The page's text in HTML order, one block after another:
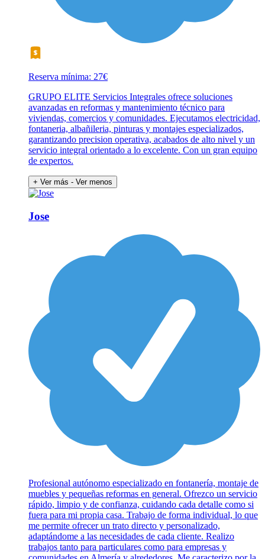
Reserva mínima: 27€
GRUPO ELITE Servicios Integrales ofrece soluciones
avanzadas en reformas y mantenimiento técnico para
viviendas, comercios y comunidades. Ejecutamos electricidad,
fontaneria, albañileria, pinturas y montajes especializados,
garantizando precision operativa, acabados de alto nivel y un
servicio integral orientado a lo excelente. Con un gran equipo
de expertos.
+ Ver más - Ver menos
Jose
Profesional autónomo especializado en fontanería, montaje de
muebles y pequeñas reformas en general. Ofrezco un servicio
rápido, limpio y de confianza, cuidando cada detalle como si
fuera para mi propia casa. Trabajo de forma individual, lo que
me permite ofrecer un trato directo y personalizado,
adaptándome a las necesidades de cada cliente. Realizo
trabajos tanto para particulares como para empresas y